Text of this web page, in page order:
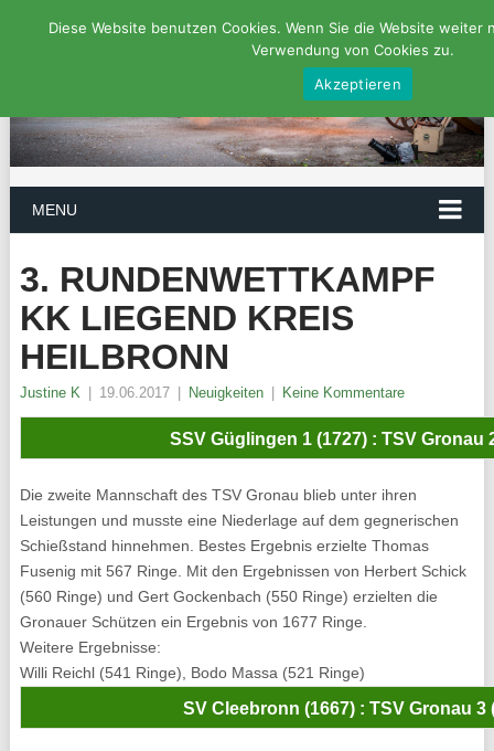
MENU
3. RUNDENWETTKAMPF
KK LIEGEND KREIS
HEILBRONN
Justine K 19.06.2017 Neuigkeiten Keine Kommentare
SSV Güglingen 1 (1727) : TSV Gronau
Die zweite Mannschaft des TSV Gronau blieb unter ihren
Leistungen und musste eine Niederlage auf dem gegnerischen
Schießstand hinnehmen. Bestes Ergebnis erzielte Thomas
Fusenig mit 567 Ringe. Mit den Ergebnissen von Herbert Schick
(560 Ringe) und Gert Gockenbach (550 Ringe) erzielten die
Gronauer Schützen ein Ergebnis von 1677 Ringe.
Weitere Ergebnisse:
Willi Reichl (541 Ringe), Bodo Massa (521 Ringe)
SV Cleebronn (1667) : TSV Gronau 3
Diese Website benutzen Cookies. Wenn Sie die Website weiter
Verwendung von Cookies zu.
Akzeptieren